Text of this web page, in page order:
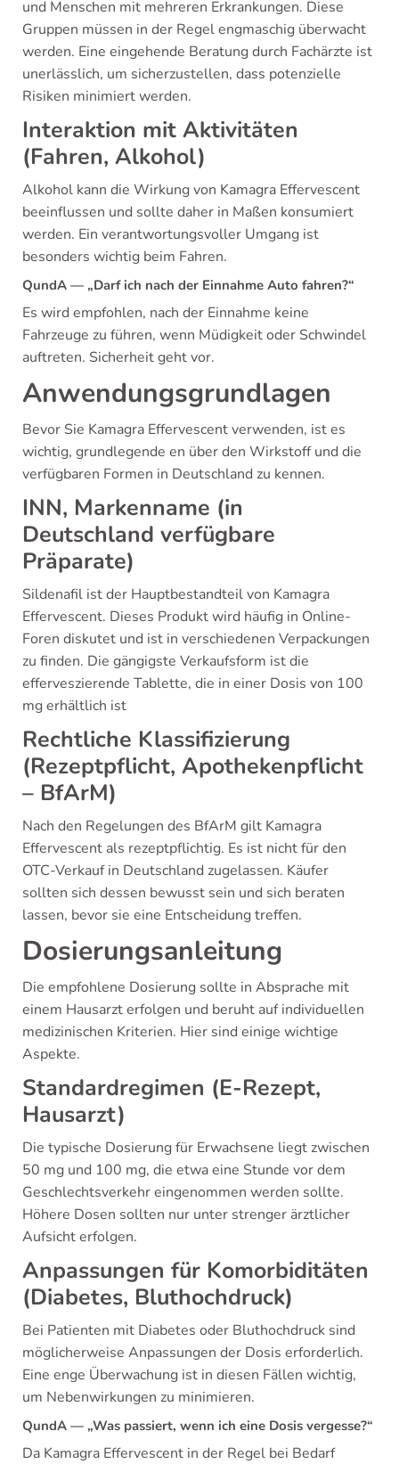
und Menschen mit mehreren Erkrankungen. Diese
Gruppen müssen in der Regel engmaschig überwacht
werden. Eine eingehende Beratung durch Fachärzte ist
unerlässlich, um sicherzustellen, dass potenzielle
Risiken minimiert werden.
Interaktion mit Aktivitäten
(Fahren, Alkohol)
Alkohol kann die Wirkung von Kamagra Effervescent
beeinflussen und sollte daher in Maßen konsumiert
werden. Ein verantwortungsvoller Umgang ist
besonders wichtig beim Fahren.
QundA — „Darf ich nach der Einnahme Auto fahren?“
Es wird empfohlen, nach der Einnahme keine
Fahrzeuge zu führen, wenn Müdigkeit oder Schwindel
auftreten. Sicherheit geht vor.
Anwendungsgrundlagen
Bevor Sie Kamagra Effervescent verwenden, ist es
wichtig, grundlegende en über den Wirkstoff und die
verfügbaren Formen in Deutschland zu kennen.
INN, Markenname (in
Deutschland verfügbare
Präparate)
Sildenafil ist der Hauptbestandteil von Kamagra
Effervescent. Dieses Produkt wird häufig in Online-
Foren diskutet und ist in verschiedenen Verpackungen
zu finden. Die gängigste Verkaufsform ist die
efferveszierende Tablette, die in einer Dosis von 100
mg erhältlich ist
Rechtliche Klassifizierung
(Rezeptpflicht, Apothekenpflicht
– BfArM)
Nach den Regelungen des BfArM gilt Kamagra
Effervescent als rezeptpflichtig. Es ist nicht für den
OTC-Verkauf in Deutschland zugelassen. Käufer
sollten sich dessen bewusst sein und sich beraten
lassen, bevor sie eine Entscheidung treffen.
Dosierungsanleitung
Die empfohlene Dosierung sollte in Absprache mit
einem Hausarzt erfolgen und beruht auf individuellen
medizinischen Kriterien. Hier sind einige wichtige
Aspekte.
Standardregimen (E-Rezept,
Hausarzt)
Die typische Dosierung für Erwachsene liegt zwischen
50 mg und 100 mg, die etwa eine Stunde vor dem
Geschlechtsverkehr eingenommen werden sollte.
Höhere Dosen sollten nur unter strenger ärztlicher
Aufsicht erfolgen.
Anpassungen für Komorbiditäten
(Diabetes, Bluthochdruck)
Bei Patienten mit Diabetes oder Bluthochdruck sind
möglicherweise Anpassungen der Dosis erforderlich.
Eine enge Überwachung ist in diesen Fällen wichtig,
um Nebenwirkungen zu minimieren.
QundA — „Was passiert, wenn ich eine Dosis vergesse?“
Da Kamagra Effervescent in der Regel bei Bedarf